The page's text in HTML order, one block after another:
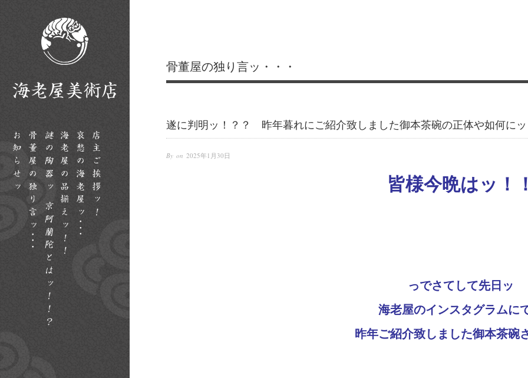
骨董屋の独り言ッ・・・
遂に判明ッ！？？ 昨年暮れにご紹介致しました御本茶碗の正体や如何に
By on 2025年1月30日
皆様今晩はッ！
っでさてして先日ッ
海老屋のインスタグラムに
昨年ご紹介致しました御本茶碗